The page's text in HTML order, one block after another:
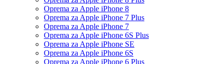
Oprema za Apple iPhone 8
Oprema za Apple iPhone 7 Plus
Oprema za Apple iPhone 7
Oprema za Apple iPhone 6S Plus
Oprema za Apple iPhone SE
Oprema za Apple iPhone 6S
Oprema za Apple iPhone 6 Plus